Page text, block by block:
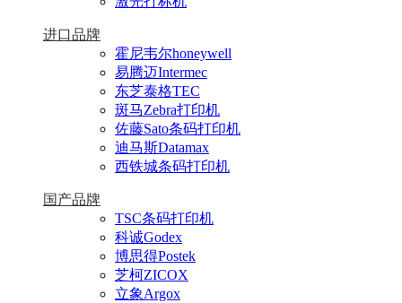
进口品牌
霍尼韦尔honeywell
易腾迈Intermec
东芝泰格TEC
斑马Zebra打印机
佐藤Sato条码打印机
迪马斯Datamax
西铁城条码打印机
国产品牌
TSC条码打印机
科诚Godex
博思得Postek
芝柯ZICOX
立象Argox